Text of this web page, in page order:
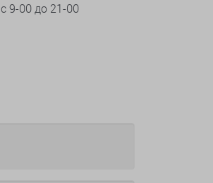
с 9-00 до 21-00